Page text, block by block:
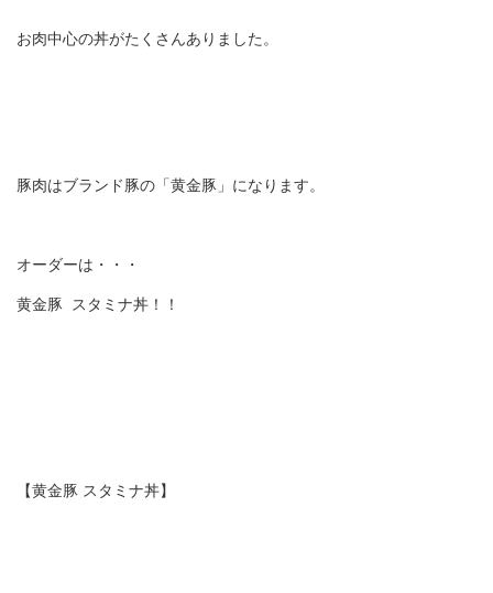
お肉中心の丼がたくさんありました。
豚肉はブランド豚の「黄金豚」になります。
オーダーは・・・
黄金豚 スタミナ丼！！
【黄金豚 スタミナ丼】